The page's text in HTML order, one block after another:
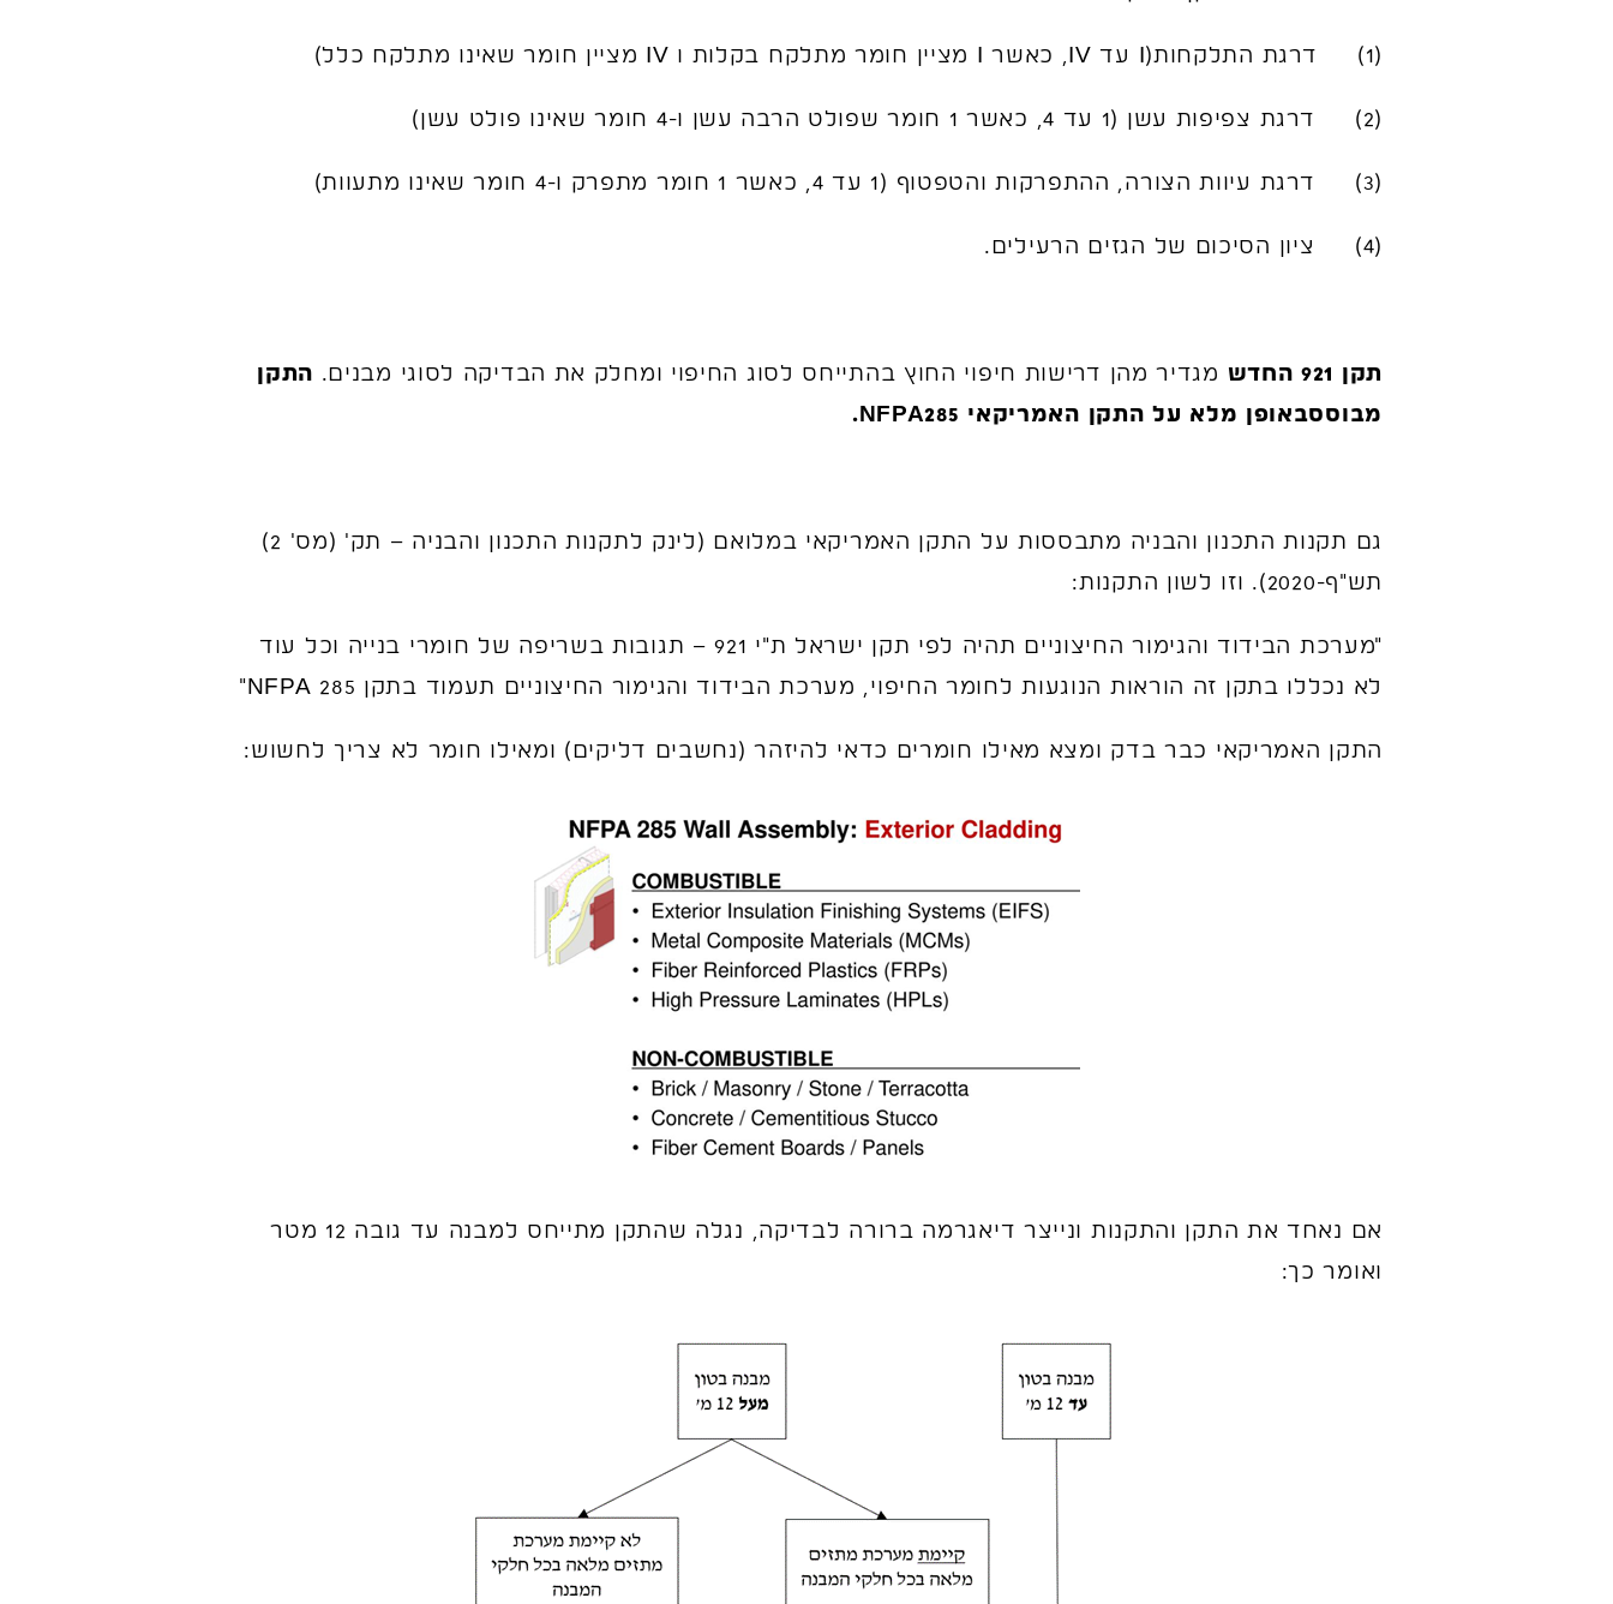
(1) דרגת התלקחות(I עד IV, כאשר I מציין חומר מתלקח בקלות ו IV מציין חומר שאינו מתלקח כלל)
(2) דרגת צפיפות עשן (1 עד 4, כאשר 1 חומר שפולט הרבה עשן ו-4 חומר שאינו פולט עשן)
(3) דרגת עיוות הצורה, ההתפרקות והטפטוף (1 עד 4, כאשר 1 חומר מתפרק ו-4 חומר שאינו מתעוות)
(4) ציון הסיכום של הגזים הרעילים.
תקן 921 החדש מגדיר מהן דרישות חיפוי החוץ בהתייחס לסוג החיפוי ומחלק את הבדיקה לסוגי מבנים. התקן
מבוססבאופן מלא על התקן האמריקאי NFPA285.
גם תקנות התכנון והבניה מתבססות על התקן האמריקאי במלואם (לינק לתקנות התכנון והבניה – תק' (מס' 2)
תש"ף-2020). וזו לשון התקנות:
"מערכת הבידוד והגימור החיצוניים תהיה לפי תקן ישראל ת"י 921 – תגובות בשריפה של חומרי בנייה וכל עוד
לא נכללו בתקן זה הוראות הנוגעות לחומר החיפוי, מערכת הבידוד והגימור החיצוניים תעמוד בתקן 285 NFPA"
התקן האמריקאי כבר בדק ומצא מאילו חומרים כדאי להיזהר (נחשבים דליקים) ומאילו חומר לא צריך לחשוש:
אם נאחד את התקן והתקנות ונייצר דיאגרמה ברורה לבדיקה, נגלה שהתקן מתייחס למבנה עד גובה 12 מטר
ואומר כך: